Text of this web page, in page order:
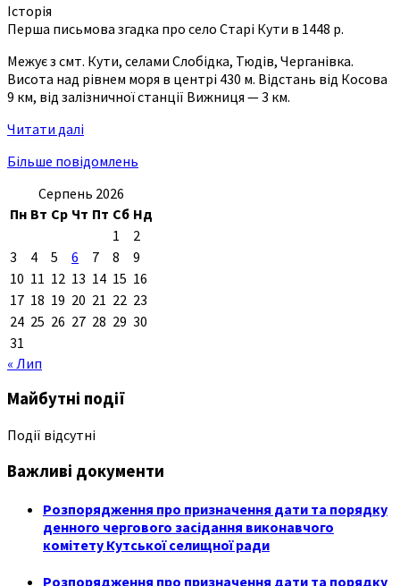
Історія
Перша письмова згадка про село Старі Кути в 1448 р.
Межує з смт. Кути, селами Слобідка, Тюдів, Черганівка.
Висота над рівнем моря в центрі 430 м. Відстань від Косова
9 км, від залізничної станції Вижниця — 3 км.
Читати далі
Більше повідомлень
Серпень 2026
Пн Вт Ср Чт Пт Сб Нд
1
2
3
4 5 6 7 8
9
10 11 12 13 14 15 16
17 18 19 20 21 22 23
24 25 26 27 28 29 30
31
« Лип
Майбутні події
Події відсутні
Важливі документи
Розпорядження про призначення дати та порядку
денного чергового засідання виконавчого
комітету Кутської селищної ради
Розпорядження про призначення дати та порядку